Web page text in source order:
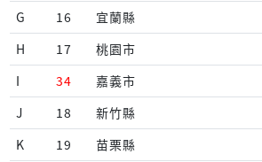
G
16
宜蘭縣
H
17
桃園市
I
34
嘉義市
J
18
新竹縣
K
19
苗栗縣